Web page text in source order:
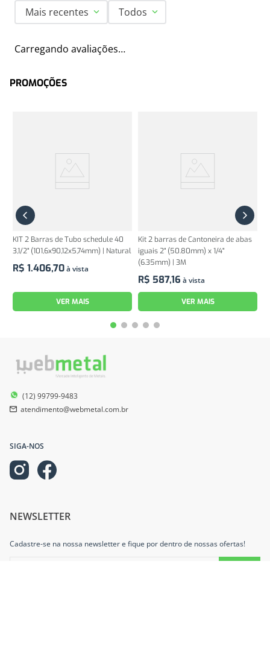
Mais recentes Todos
Carregando avaliações…
PROMOÇÕES
KIT 2 Barras de Tubo schedule 40
3,1/2" (101,6x90,12x5,74mm) | Natural
R$ 1.406,70à vista
VER MAIS
Kit 2 barras de Cantoneira de abas
iguais 2" (50.80mm) x 1/4"
(6.35mm) | 3M
R$ 587,16 à vista
VER MAIS
(12) 99799-9483
atendimento@webmetal.com.br
SIGA-NOS
NEWSLETTER
Cadastre-se na nossa newsletter e fique por dentro de nossas ofertas!